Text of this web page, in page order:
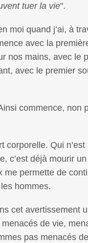
tuer la vie".
moi quand j’ai, à
avec la
nos mains, avec le
avec le premier
commence, non
corporelle. Qui n’est
c’est déjà mourir
me permette de
hommes.
cet avertissement
de vie,
pas menacés